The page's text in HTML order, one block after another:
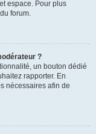
espace. Pour plus
forum.
?
un bouton dédié
rapporter. En
nécessaires afin de